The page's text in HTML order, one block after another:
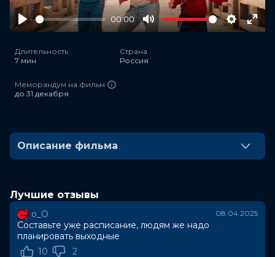
Play
00:00
Mute Settings
Длительность
7 мин
Страна
Россия
Меморандум на фильм
до 31 декабря
Описание фильма
кино», затем сеанс фильма – «Остановка».
Художественные материалы демонстрируется в
рамках проекта "Киноклуб", арендующего залы
кинотеатра. Продажа доступна только онлайн.
На загородной автобусной остановке сидит пожилая
Лучшие отзывы
о_О 08.04.2025
Составьте уже расписание, людям же надо
планировать выходные
10
2